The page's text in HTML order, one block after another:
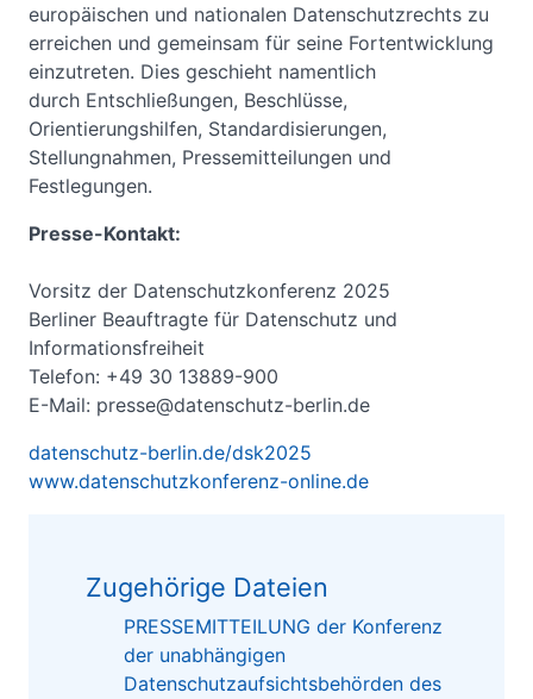
europäischen und nationalen Datenschutzrechts zu
erreichen und gemeinsam für seine Fortentwicklung
einzutreten. Dies geschieht namentlich
durch Entschließungen, Beschlüsse,
Orientierungshilfen, Standardisierungen,
Stellungnahmen, Pressemitteilungen und
Festlegungen.
Presse-Kontakt:
Vorsitz der Datenschutzkonferenz 2025
Berliner Beauftragte für Datenschutz und
Informationsfreiheit
Telefon: +49 30 13889-900
E-Mail: presse@datenschutz-berlin.de
datenschutz-berlin.de/dsk2025
www.datenschutzkonferenz-online.de
Zugehörige Dateien
PRESSEMITTEILUNG der Konferenz
der unabhängigen
Datenschutzaufsichtsbehörden des